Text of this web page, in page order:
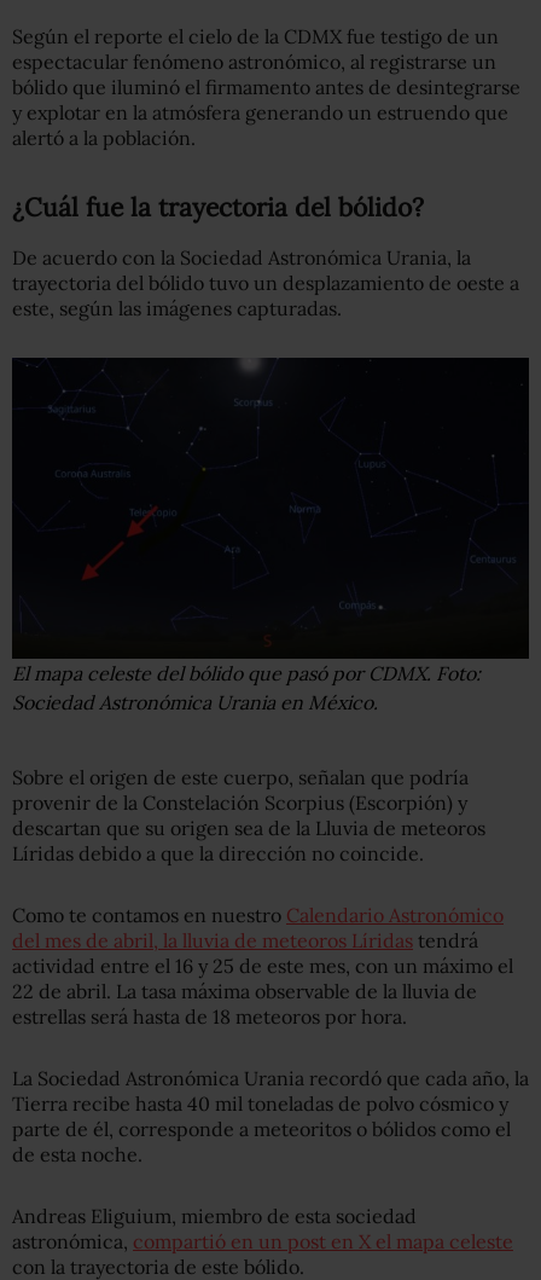
Según el reporte el cielo de la CDMX fue testigo de un
espectacular fenómeno astronómico, al registrarse un
bólido que iluminó el firmamento antes de desintegrarse
y explotar en la atmósfera generando un estruendo que
alertó a la población.
¿Cuál fue la trayectoria del bólido?
De acuerdo con la Sociedad Astronómica Urania, la
trayectoria del bólido tuvo un desplazamiento de oeste a
este, según las imágenes capturadas.
El mapa celeste del bólido que pasó por CDMX. Foto:
Sociedad Astronómica Urania en México.
Sobre el origen de este cuerpo, señalan que podría
provenir de la Constelación Scorpius (Escorpión) y
descartan que su origen sea de la Lluvia de meteoros
Líridas debido a que la dirección no coincide.
Como te contamos en nuestro Calendario Astronómico
del mes de abril, la lluvia de meteoros Líridas tendrá
actividad entre el 16 y 25 de este mes, con un máximo el
22 de abril. La tasa máxima observable de la lluvia de
estrellas será hasta de 18 meteoros por hora.
La Sociedad Astronómica Urania recordó que cada año, la
Tierra recibe hasta 40 mil toneladas de polvo cósmico y
parte de él, corresponde a meteoritos o bólidos como el
de esta noche.
Andreas Eliguium, miembro de esta sociedad
astronómica, compartió en un post en X el mapa celeste
con la trayectoria de este bólido.